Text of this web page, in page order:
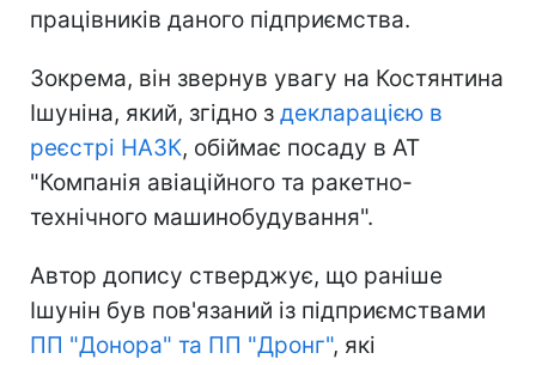
працівників даного підприємства.
Зокрема, він звернув увагу на Костянтина
Ішуніна, який, згідно з декларацією в
реєстрі НАЗК, обіймає посаду в АТ
"Компанія авіаційного та ракетно-
технічного машинобудування".
Автор допису стверджує, що раніше
Ішунін був пов'язаний із підприємствами
ПП "Донора" та ПП "Дронг", які